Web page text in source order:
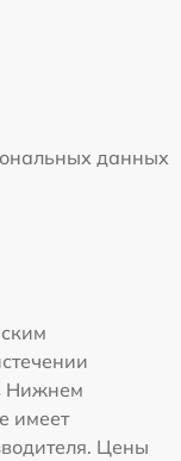
данных
Нижнем
имеет
Цены